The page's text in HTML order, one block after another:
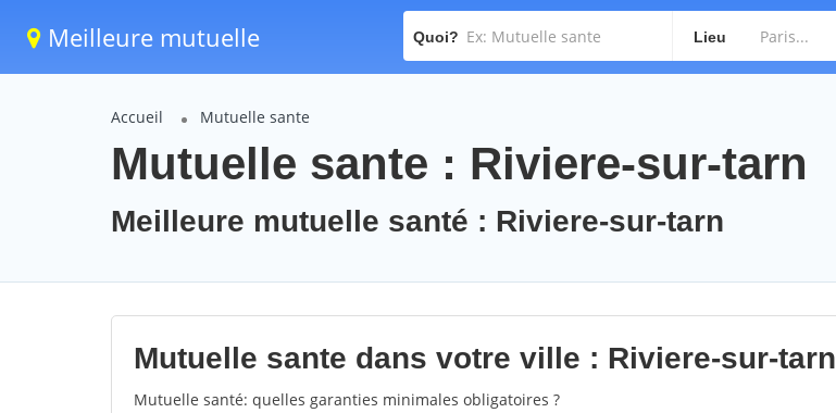
Meilleure mutuelle Quoi? Lieu
Accueil Mutuelle sante
Mutuelle sante : Riviere-sur-tarn
Meilleure mutuelle santé : Riviere-sur-tarn
Mutuelle sante dans votre ville : Riviere-sur-tarn
Mutuelle santé: quelles garanties minimales obligatoires ?